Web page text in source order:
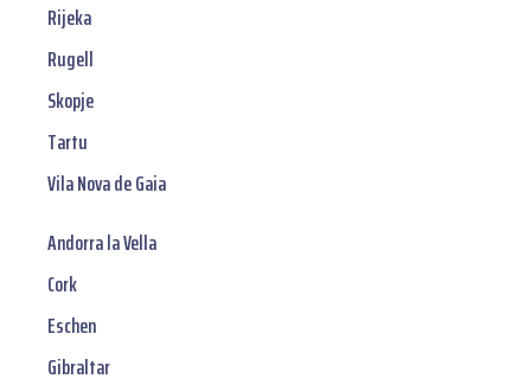
Rijeka
Rugell
Skopje
Tartu
Vila Nova de Gaia
Andorra la Vella
Cork
Eschen
Gibraltar